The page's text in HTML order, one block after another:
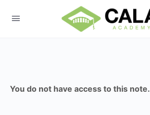
You do not have access to this note.